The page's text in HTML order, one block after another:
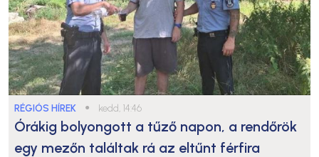
RÉGIÓS HÍREK ● kedd, 14:46
Órákig bolyongott a tűző napon, a rendőrök
egy mezőn találtak rá az eltűnt férfira